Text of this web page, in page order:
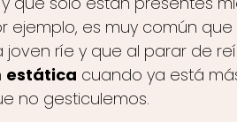
ejemplo, es muy común
joven ríe y que al parar de
estática cuando ya está
no gesticulemos.